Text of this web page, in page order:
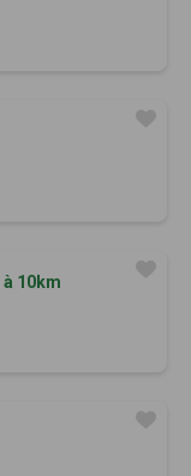
à 10km